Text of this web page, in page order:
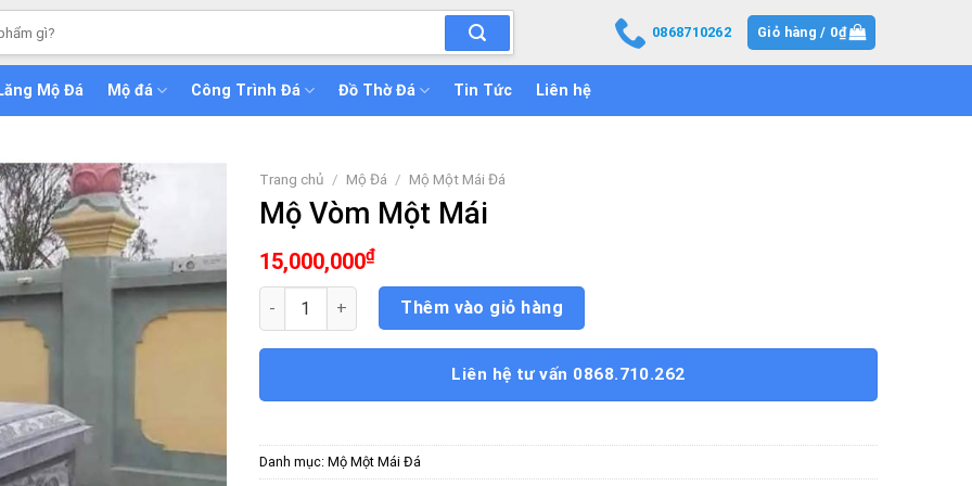
0868710262 Giỏ hàng / 0₫
Lăng Mộ Đá Mộ đá Công Trình Đá Đồ Thờ Đá Tin Tức Liên hệ
Trang chủ / Mộ Đá / Mộ Một Mái Đá
Mộ Vòm Một Mái
15,000,000₫
Mộ Vòm Một Mái số lượngThêm vào giỏ hàng
Liên hệ tư vấn 0868.710.262
Danh mục: Mộ Một Mái Đá